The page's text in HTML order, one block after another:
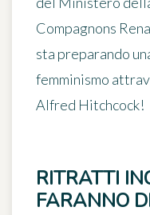
Compagnons
sta preparando
femminismo
Alfred Hitchcock!
RITRATTI
FARANNO